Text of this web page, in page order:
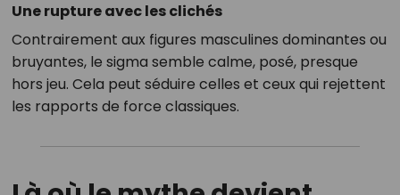
Une rupture avec les clichés
Contrairement aux figures masculines dominantes ou
bruyantes, le sigma semble calme, posé, presque
hors jeu. Cela peut séduire celles et ceux qui rejettent
les rapports de force classiques.